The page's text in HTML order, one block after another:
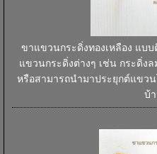
ขาแขวนกระดิ่งทองเหลือง แบ
แขวนกระดิ่งต่างๆ เช่น กระดิ่ง
หรือสามารถนำมาประยุกต์แขว
บ้า